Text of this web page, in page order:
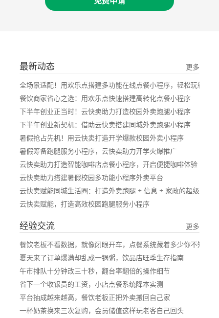
最新动态
更多
全场景适配！用欢乐点搭建多功能在线点餐小程序，轻松玩转餐
餐饮商家省心之选：用欢乐点快速搭建高转化点餐小程序
下半年创业正当时！云快卖助力打造校园外卖跑腿小程序
下半年创业新契机：借助云快卖搭建同城外卖跑腿小程序​
暑假抢占先机！用云快卖打造开学爆款校园外卖小程序
暑假筹备跑腿服务小程序，云快卖助力开学火爆推广​
云快卖助力打造智能咖啡店点餐小程序，开启便捷咖啡体验​
云快卖助力搭建暑假校园多功能小程序外卖平台​
云快卖赋能同城生活圈：打造外卖跑腿 + 信息 + 家政的超级服务
云快卖赋能，打造高效校园跑腿服务小程序​
经验交流
更多
餐饮老板不看数据，就像闭眼开车，点餐系统藏着多少你不知道
夏天来了订单爆满却乱成一锅粥，饮品店旺季生存指南
午市排队十分钟改三十秒，翻台率翻倍的操作细节
省下一个收银员的工资，小店点餐系统降本实测
平台抽成越来越高，餐饮老板正把外卖搬回自己家
一杯奶茶换来三次复购，会员储值这样玩老客自己回头